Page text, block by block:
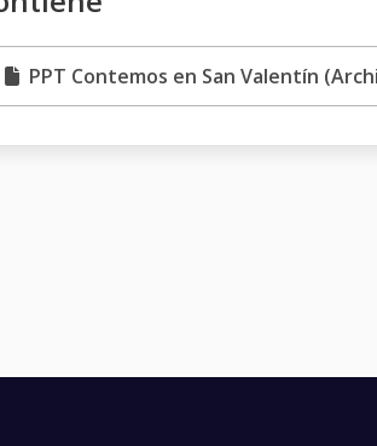
PPT Contemos en San Valentín